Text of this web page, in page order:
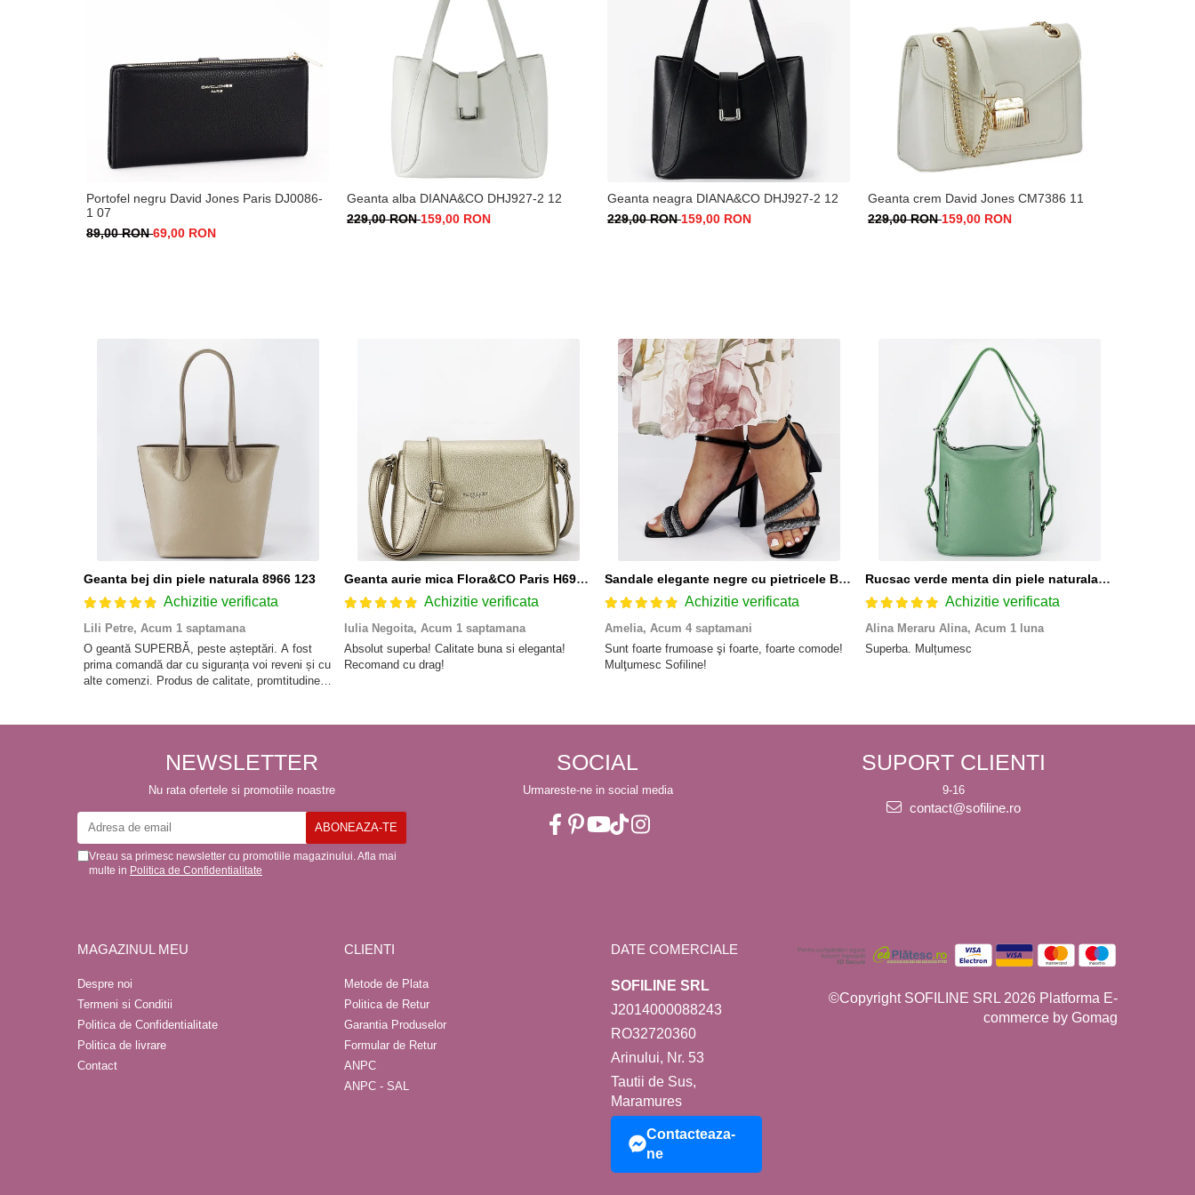
Portofel negru David Jones Paris DJ0086-
1 07
89,00 RON69,00 RON
Geanta alba DIANA&CO DHJ927-2 12
229,00 RON159,00 RON
Geanta neagra DIANA&CO DHJ927-2 12
229,00 RON159,00 RON
Geanta crem David Jones CM7386 11
229,00 RON159,00 RON
Geanta bej din piele naturala 8966 123
Achizitie verificata
Lili Petre, Acum 1 saptamana
O geantă SUPERBĂ, peste așteptări. A fost
prima comandă dar cu siguranța voi reveni și cu
alte comenzi. Produs de calitate, promtitudine
Geanta aurie mica Flora&CO Paris H6930 16
Achizitie verificata
Iulia Negoita, Acum 1 saptamana
Absolut superba! Calitate buna si eleganta!
Recomand cu drag!
Sandale elegante negre cu pietricele BZF8778 M12
Achizitie verificata
Amelia, Acum 4 saptamani
Sunt foarte frumoase şi foarte, foarte comode!
Mulţumesc Sofiline!
Rucsac verde menta din piele naturala 2 in 1 Lucia 121
Achizitie verificata
Alina Meraru Alina, Acum 1 luna
Superba. Mulțumesc
NEWSLETTER
Nu rata ofertele si promotiile noastre
Vreau sa primesc newsletter cu promotiile magazinului. Afla mai
multe in Politica de Confidentialitate
SOCIAL
Urmareste-ne in social media
SUPORT CLIENTI
9-16
contact@sofiline.ro
MAGAZINUL MEU
Despre noi
Termeni si Conditii
Politica de Confidentialitate
Politica de livrare
Contact
CLIENTI
Metode de Plata
Politica de Retur
Garantia Produselor
Formular de Retur
ANPC
ANPC - SAL
DATE COMERCIALE
SOFILINE SRL
J2014000088243
RO32720360
Arinului, Nr. 53
Tautii de Sus,
Maramures
Contacteaza-
ne
©Copyright SOFILINE SRL 2026 Platforma E-
commerce by Gomag